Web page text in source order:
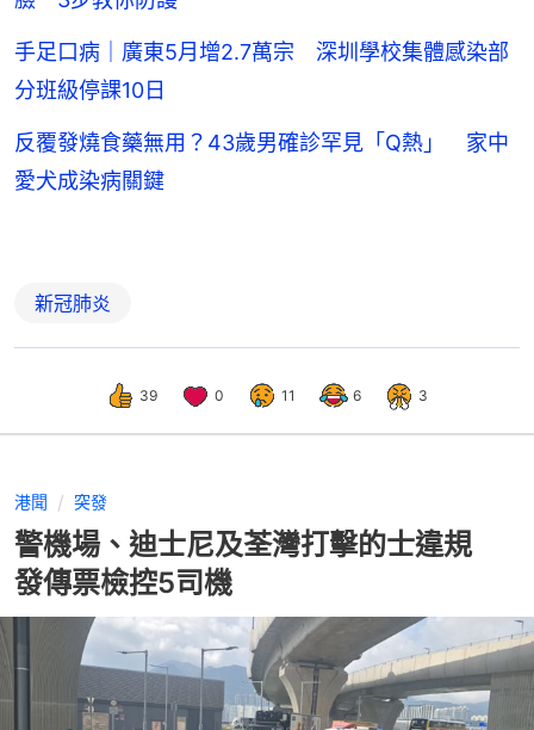
手足口病｜廣東5月增2.7萬宗 深圳學校集體感染部
分班級停課10日
反覆發燒食藥無用？43歲男確診罕見「Q熱」 家中
愛犬成染病關鍵
新冠肺炎
39 0 11 6 3
港聞 突發
警機場、迪士尼及荃灣打擊的士違規
發傳票檢控5司機